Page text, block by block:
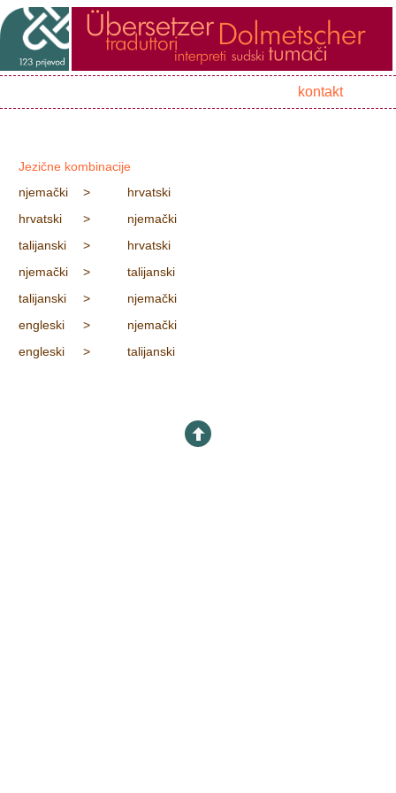
kontakt
Jezične kombinacije
njemački
>
hrvatski
hrvatski
>
njemački
talijanski
>
hrvatski
njemački
>
talijanski
talijanski
>
njemački
engleski
>
njemački
engleski
> talijanski